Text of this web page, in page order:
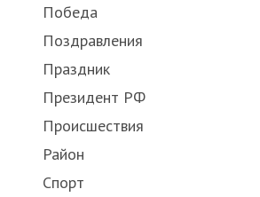
Победа
Поздравления
Праздник
Президент РФ
Происшествия
Район
Спорт